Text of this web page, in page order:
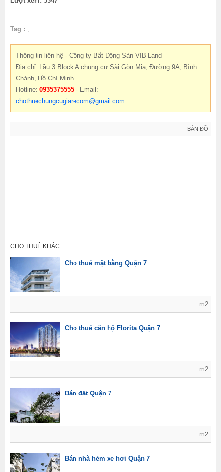
Tag : ,
Thông tin liên hệ - Công ty Bất Động Sản VIB Land
Địa chỉ: Lầu 3 Block A chung cư Sài Gòn Mia, Đường 9A, Bình
Chánh, Hồ Chí Minh
Hotline:0935375555 - Email:
chothuechungcugiarecom@gmail.com
BẢN ĐỒ
CHO THUÊ KHÁC
m2
Cho thuê mặt bằng Quận 7
m2
Cho thuê căn hộ Florita Quận 7
m2
Bán đất Quận 7
Bán nhà hẻm xe hơi Quận 7